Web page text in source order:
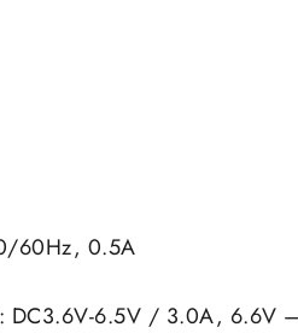
60Hz, 0.5A
DC3.6V-6.5V / 3.0A,